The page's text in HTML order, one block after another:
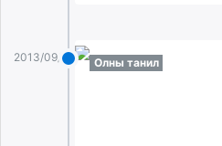
2013/09/03 Олны танил